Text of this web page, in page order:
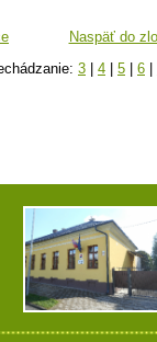
Naspäť do
3 | 4 | 5 | 6 |